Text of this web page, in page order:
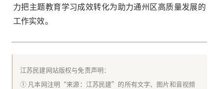
力把主题教育学习成效转化为助力通州区高质量发展的
工作实效。
江苏民建网站版权与免责声明：
① 凡本网注明“来源：江苏民建”的所有文字、图片和音视频